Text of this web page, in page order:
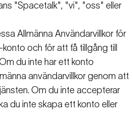
"Spacetalk", "vi", "oss" eller
Allmänna Användarvillkor för
och för att få tillgång till
du inte har ett konto
användarvillkor genom att
Om du inte accepterar
du inte skapa ett konto eller